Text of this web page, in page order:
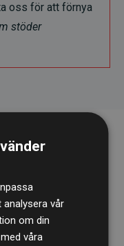
oss för att förnya
stöder
våra
vår
om din
våra